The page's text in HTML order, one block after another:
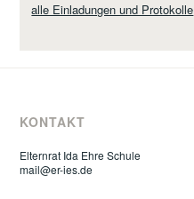
alle Einladungen und Protokolle
KONTAKT
Elternrat Ida Ehre Schule
mail@er-ies.de